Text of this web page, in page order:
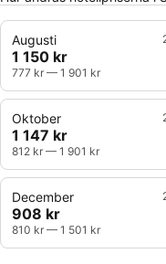
Augusti
1 150 kr
777 kr — 1 901 kr
Oktober
1 147 kr
812 kr — 1 901 kr
December
908 kr
810 kr — 1 501 kr